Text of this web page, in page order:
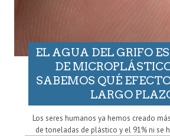
EL AGUA DEL GRIFO
DE
SABEMOS QUÉ
LARGO
Los seres humanos ya hemos creado
de toneladas de plástico y el 91% ni se